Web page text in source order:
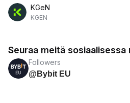
KGeN
KGEN
Seuraa meitä sosiaalisessa
Followers
@Bybit EU